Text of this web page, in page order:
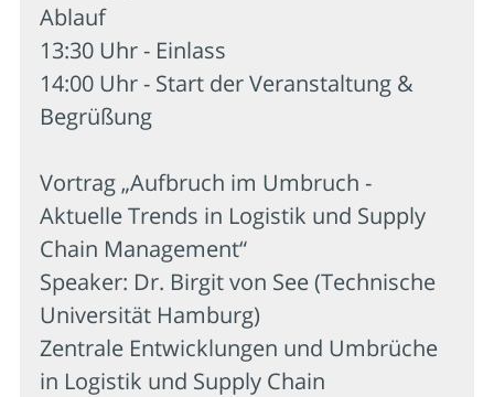
Ablauf
13:30 Uhr - Einlass
14:00 Uhr - Start der Veranstaltung &
Begrüßung
Vortrag „Aufbruch im Umbruch -
Aktuelle Trends in Logistik und Supply
Chain Management“
Speaker: Dr. Birgit von See (Technische
Universität Hamburg)
Zentrale Entwicklungen und Umbrüche
in Logistik und Supply Chain